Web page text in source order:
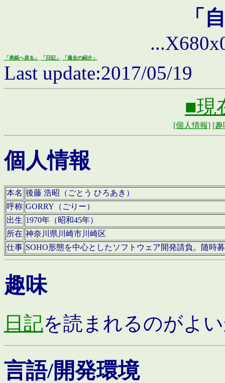
「
「表紙へ戻る」 「日記」 「過去の紹介」
Last update:2017/05/19
■現
[個人情報] [趣
個人情報
本名 後藤 浩昭（ごとう ひろあき）
呼称 GORRY（ごりー）
出生 1970年（昭和45年）
所在 神奈川県川崎市川崎区
仕事 SOHO形態を中心としたソフトウェア開発請負。随時
趣味
日記を読まれるのがよ
言語/開発環境